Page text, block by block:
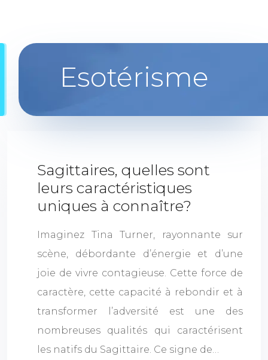
Esotérisme
Sagittaires, quelles sont
leurs caractéristiques
uniques à connaître?
Imaginez Tina Turner, rayonnante sur
scène, débordante d’énergie et d’une
joie de vivre contagieuse. Cette force de
caractère, cette capacité à rebondir et à
transformer l’adversité est une des
nombreuses qualités qui caractérisent
les natifs du Sagittaire. Ce signe de…